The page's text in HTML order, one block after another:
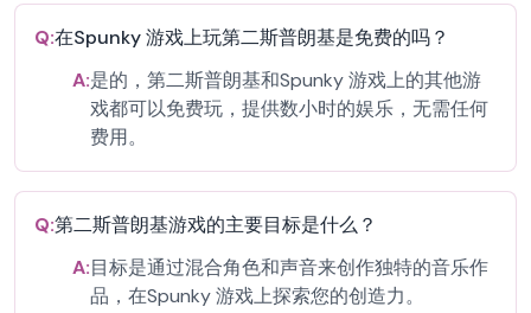
Q:在Spunky 游戏上玩第二斯普朗基是免费的吗？
A:是的，第二斯普朗基和Spunky 游戏上的其他游
戏都可以免费玩，提供数小时的娱乐，无需任何
费用。
Q:第二斯普朗基游戏的主要目标是什么？
A:目标是通过混合角色和声音来创作独特的音乐作
品，在Spunky 游戏上探索您的创造力。